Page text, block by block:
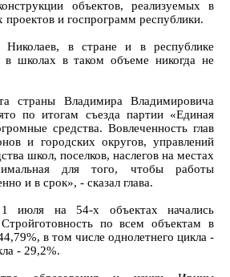
объектов, реализуемых в
и госпрограмм республики.
в стране и в республике
в школах в таком объеме никогда не
страны Владимира Владимировича
по итогам съезда партии «Единая
средства. Вовлеченность глав
и городских округов, управлений
школ, поселков, наслегов на местах
для того, чтобы работы
и в срок», - сказал глава.
июля на 54-х объектах начались
по всем объектам в
в том числе однолетнего цикла -
- 29,2%.